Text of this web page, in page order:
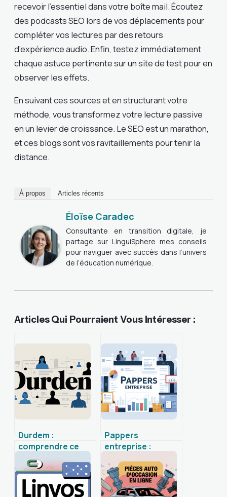
recevoir l’essentiel dans votre boîte mail. Écoutez
des podcasts SEO lors de vos déplacements pour
compléter vos lectures par des retours
d’expérience audio. Enfin, testez immédiatement
chaque astuce pertinente sur un site de test pour en
observer les effets.
En suivant ces sources et en structurant votre
méthode, vous transformez votre lecture passive
en un levier de croissance. Le SEO est un marathon,
et ces blogs sont vos ravitaillements pour tenir la
distance.
À propos Articles récents
Éloïse Caradec
Consultante en transition digitale, je
partage sur LinguiSphere mes conseils
pour naviguer avec succès dans l’univers
de l’éducation numérique.
Articles Qui Pourraient Vous Intéresser :
Durdem :
comprendre ce
nom rare et ses
usages en ligne
Pappers
entreprise :
ce service pour
mieux connaître
vos partenaires